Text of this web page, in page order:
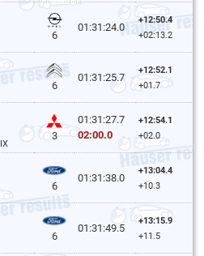
6
01:31:24.0
+12:50.4
+02:13.2
6
01:31:25.7
+12:52.1
+01.7
3
01:31:27.7
02:00.0
+12:54.1
+02.0
6
01:31:38.0
+13:04.4
+10.3
6
01:31:49.5
+13:15.9
+11.5